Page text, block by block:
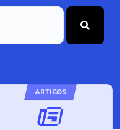
ARTIGOS